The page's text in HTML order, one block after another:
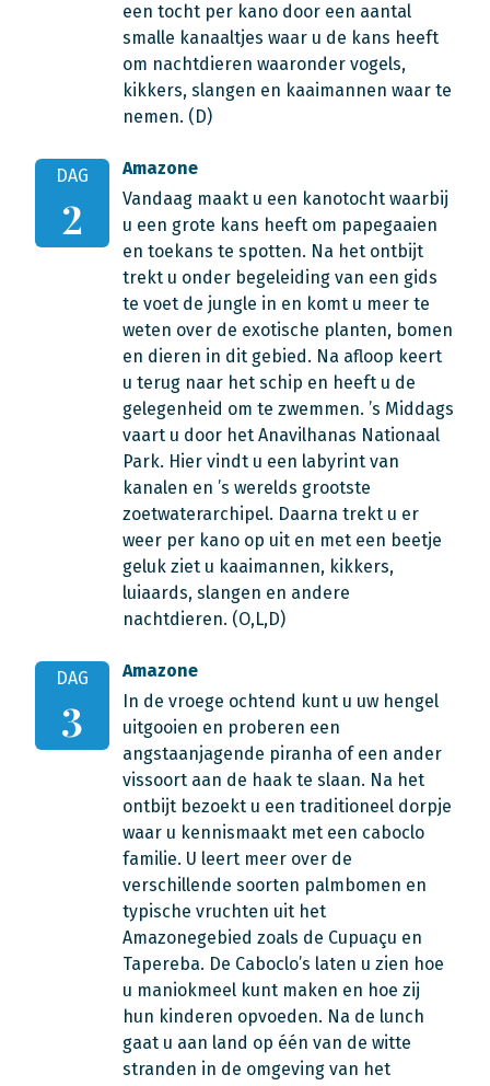
een tocht per kano door een aantal
smalle kanaaltjes waar u de kans heeft
om nachtdieren waaronder vogels,
kikkers, slangen en kaaimannen waar te
nemen. (D)
DAG
2
Amazone
Vandaag maakt u een kanotocht waarbij
u een grote kans heeft om papegaaien
en toekans te spotten. Na het ontbijt
trekt u onder begeleiding van een gids
te voet de jungle in en komt u meer te
weten over de exotische planten, bomen
en dieren in dit gebied. Na afloop keert
u terug naar het schip en heeft u de
gelegenheid om te zwemmen. ’s Middags
vaart u door het Anavilhanas Nationaal
Park. Hier vindt u een labyrint van
kanalen en ’s werelds grootste
zoetwaterarchipel. Daarna trekt u er
weer per kano op uit en met een beetje
geluk ziet u kaaimannen, kikkers,
luiaards, slangen en andere
nachtdieren. (O,L,D)
DAG
3
Amazone
In de vroege ochtend kunt u uw hengel
uitgooien en proberen een
angstaanjagende piranha of een ander
vissoort aan de haak te slaan. Na het
ontbijt bezoekt u een traditioneel dorpje
waar u kennismaakt met een caboclo
familie. U leert meer over de
verschillende soorten palmbomen en
typische vruchten uit het
Amazonegebied zoals de Cupuaçu en
Tapereba. De Caboclo’s laten u zien hoe
u maniokmeel kunt maken en hoe zij
hun kinderen opvoeden. Na de lunch
gaat u aan land op één van de witte
stranden in de omgeving van het